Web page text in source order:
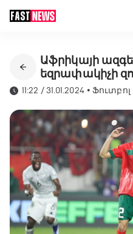
Աֆրիկայի
եզրափակիչի
11:22 / 31.01.2024 •Ֆուտբոլ